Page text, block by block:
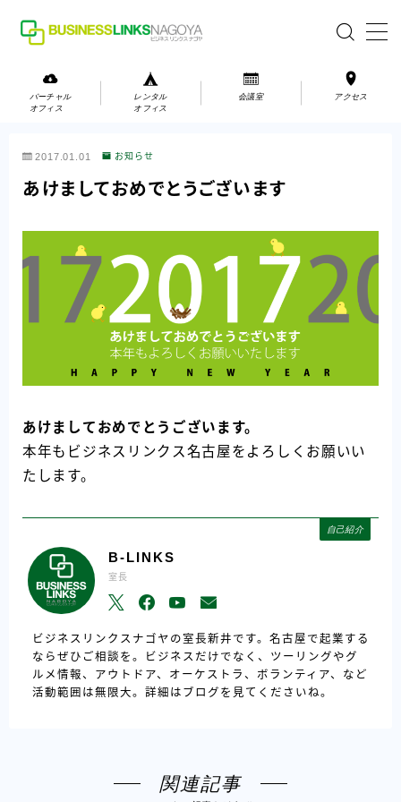
お問い合わせ
お問い合わせ
ご利用の流れ
アクセス
バーチャル
オフィス
レンタル
オフィス
会議室 アクセス
2017.01.01 お知らせ
あけましておめでとうございます
あけましておめでとうございます。
本年もビジネスリンクス名古屋をよろしくお願いい
たします。
自己紹介
B-LINKS
室長
ビジネスリンクスナゴヤの室長新井です。名古屋で起業する
ならぜひご相談を。ビジネスだけでなく、ツーリングやグ
ルメ情報、アウトドア、オーケストラ、ボランティア、など
活動範囲は無限大。詳細はブログを見てくださいね。
関連記事